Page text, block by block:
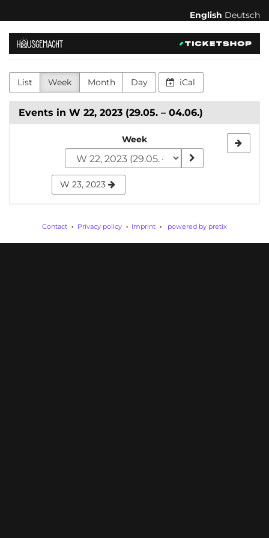
main
content
English Deutsch
hausgemacht
-
feministischer
Kulturverein
Körperakzeptanz,
Konsens
und
Selbstbestimmung
List Week Month Day iCal
Events in W 22, 2023 (29.05. – 04.06.)
week
to
Week
W 23, 2023
Contact Privacy policy Imprint powered by pretix